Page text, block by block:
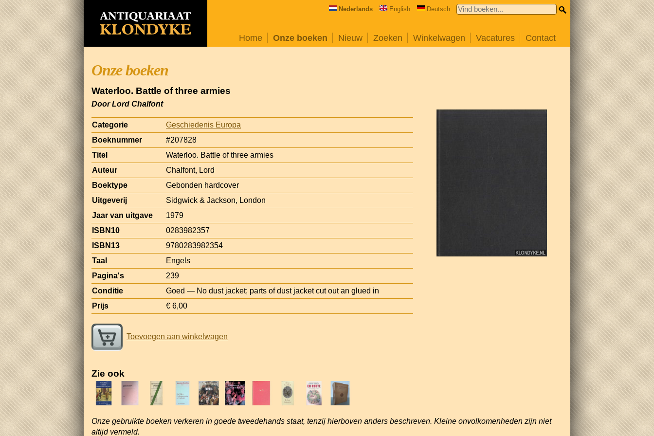
Nederlands English Deutsch
Home Onze boeken Nieuw Zoeken Winkelwagen Vacatures Contact
Onze boeken
Waterloo. Battle of three armies
Door Lord Chalfont
Categorie
Geschiedenis Europa
Boeknummer
#207828
Titel
Waterloo. Battle of three armies
Auteur
Chalfont, Lord
Boektype
Gebonden hardcover
Uitgeverij
Sidgwick & Jackson, London
Jaar van uitgave
1979
ISBN10
0283982357
ISBN13
9780283982354
Taal
Engels
Pagina's
239
Conditie
Goed — No dust jacket; parts of dust jacket cut out an glued in
Prijs
€ 6,00
Toevoegen aan winkelwagen
Zie ook
Onze gebruikte boeken verkeren in goede tweedehands staat, tenzij hierboven anders beschreven. Kleine onvolkomenheden zijn niet
altijd vermeld.